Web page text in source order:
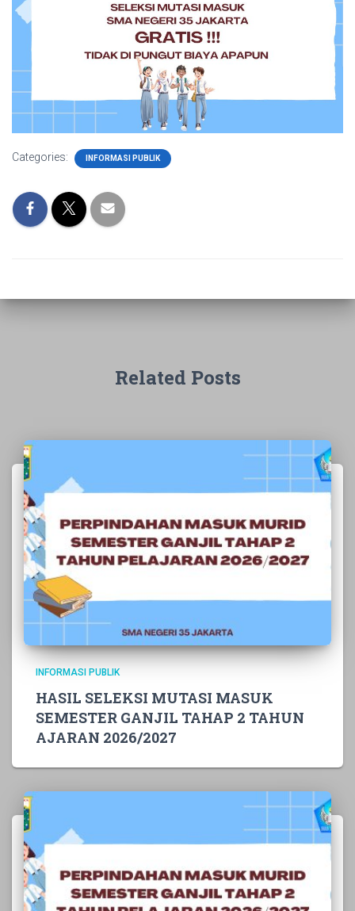
Categories: INFORMASI PUBLIK
Related Posts
INFORMASI PUBLIK
HASIL SELEKSI MUTASI MASUK
SEMESTER GANJIL TAHAP 2 TAHUN
AJARAN 2026/2027